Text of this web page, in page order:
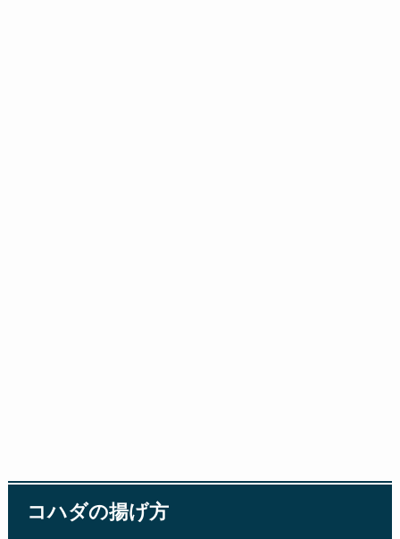
コハダの揚げ方